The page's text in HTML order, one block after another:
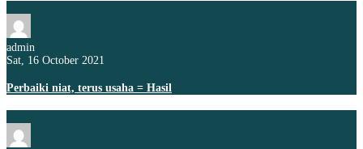
admin
Sat, 16 October 2021
Perbaiki niat, terus usaha = Hasil